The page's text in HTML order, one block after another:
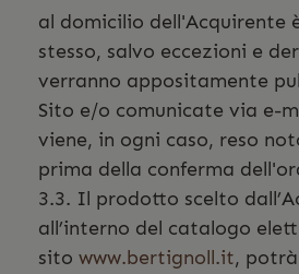
al domicilio dell'Acquirente
stesso, salvo eccezioni e
verranno appositamente
Sito e/o comunicate via e-
viene, in ogni caso, reso
prima della conferma
3.3. Il prodotto scelto
all’interno del catalogo
sito www.bertignoll.it,